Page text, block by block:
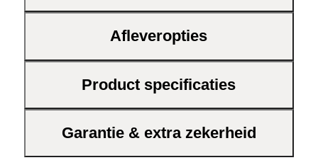
Dit vloerkleed is niet alleen een visueel
hoogtepunt, maar biedt ook praktische
voordelen. Het zorgt voor een zachte
ondergrond onder je voeten en dempt
geluid, wat het comfort in huis verhoogt.
onderhouden, zodat je altijd kunt genieten
van een frisse uitstraling.
Afleveropties
Product specificaties
Garantie & extra zekerheid